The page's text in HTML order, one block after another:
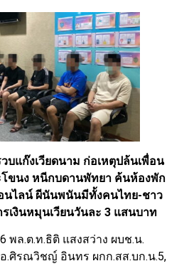
แก๊งเวียดนาม ก่อเหตุปล้นเพื่อน
ขนง หนีกบดานพัทยา ค้นห้องพัก
นไลน์ ผีนันพนันมีทั้งคนไทย-ชาว
เงินหมุนเวียนวันละ 3 แสนบาท
พล.ต.ท.ธิติ แสงสว่าง ผบช.น.
.ศิรณวิชญ์ อินทร ผกก.สส.บก.น.5,